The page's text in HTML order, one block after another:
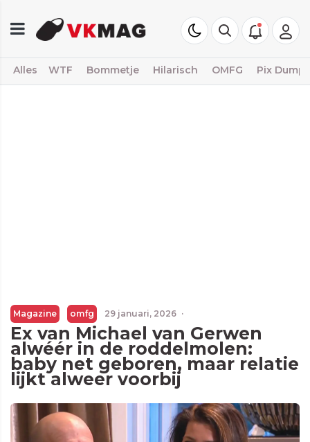
Alles WTF Bommetje Hilarisch OMFG Pix Dump
Magazine omfg 29 januari, 2026 ·
Ex van Michael van Gerwen
alwéér in de roddelmolen:
baby net geboren, maar relatie
lijkt alweer voorbij